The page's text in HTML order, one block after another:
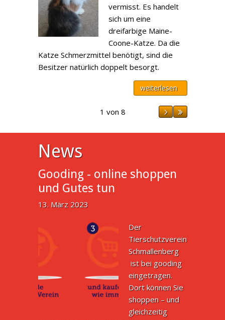
vermisst. Es handelt
sich um eine
dreifarbige Maine-
Coone-Katze. Da die
Katze Schmerzmittel benötigt, sind die
Besitzer natürlich doppelt besorgt.
weiterlesen
1 von 8
News
Gooding - online shoppen
und Gutes tun
13. März 2023
Der
Tierschutzverein
Schmallenberg
ist bei gooding
eingetragen.
Dort können Sie
shoppen – und
gleichzeitig